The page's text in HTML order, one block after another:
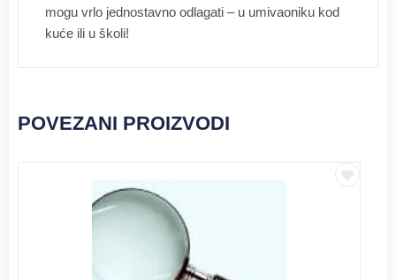
mogu vrlo jednostavno odlagati – u umivaoniku kod
kuće ili u školi!
POVEZANI PROIZVODI